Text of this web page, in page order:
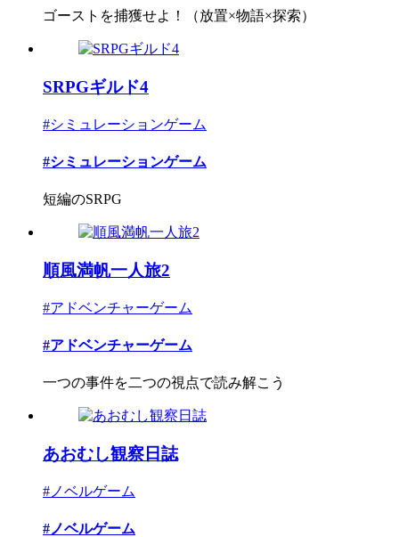
ゴーストを捕獲せよ！（放置×物語×探索）
SRPGギルド4
#シミュレーションゲーム
#シミュレーションゲーム
短編のSRPG
順風満帆一人旅2
#アドベンチャーゲーム
#アドベンチャーゲーム
一つの事件を二つの視点で読み解こう
あおむし観察日誌
#ノベルゲーム
#ノベルゲーム